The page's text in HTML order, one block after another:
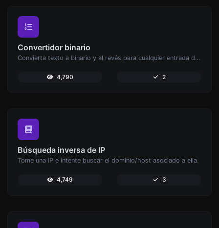
Convertidor binario
Convierta texto a binario y al revés para cualquier entrada de cadena.
4,790 2
Búsqueda inversa de IP
Tome una IP e intente buscar el dominio/host asociado a ella.
4,749 3